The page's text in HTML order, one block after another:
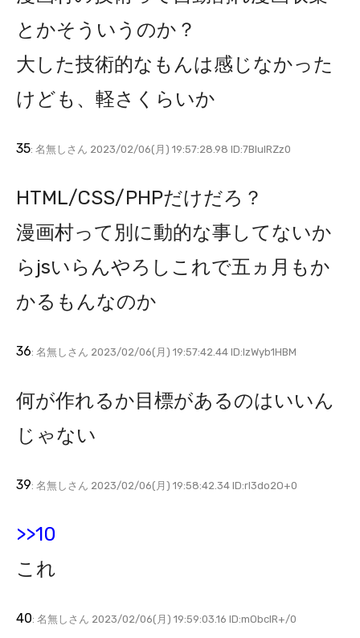
とかそういうのか？
大した技術的なもんは感じなかった
けども、軽さくらいか
35: 名無しさん 2023/02/06(月) 19:57:28.98 ID:7BIuIRZz0
HTML/CSS/PHPだけだろ？
漫画村って別に動的な事してないか
らjsいらんやろしこれで五ヵ月もか
かるもんなのか
36: 名無しさん 2023/02/06(月) 19:57:42.44 ID:IzWyb1HBM
何が作れるか目標があるのはいいん
じゃない
39: 名無しさん 2023/02/06(月) 19:58:42.34 ID:rI3do2O+0
>>10
これ
40: 名無しさん 2023/02/06(月) 19:59:03.16 ID:mObclR+/0